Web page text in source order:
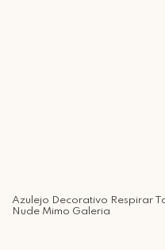
Azulejo Decorativo Respirar
Nude Mimo Galeria